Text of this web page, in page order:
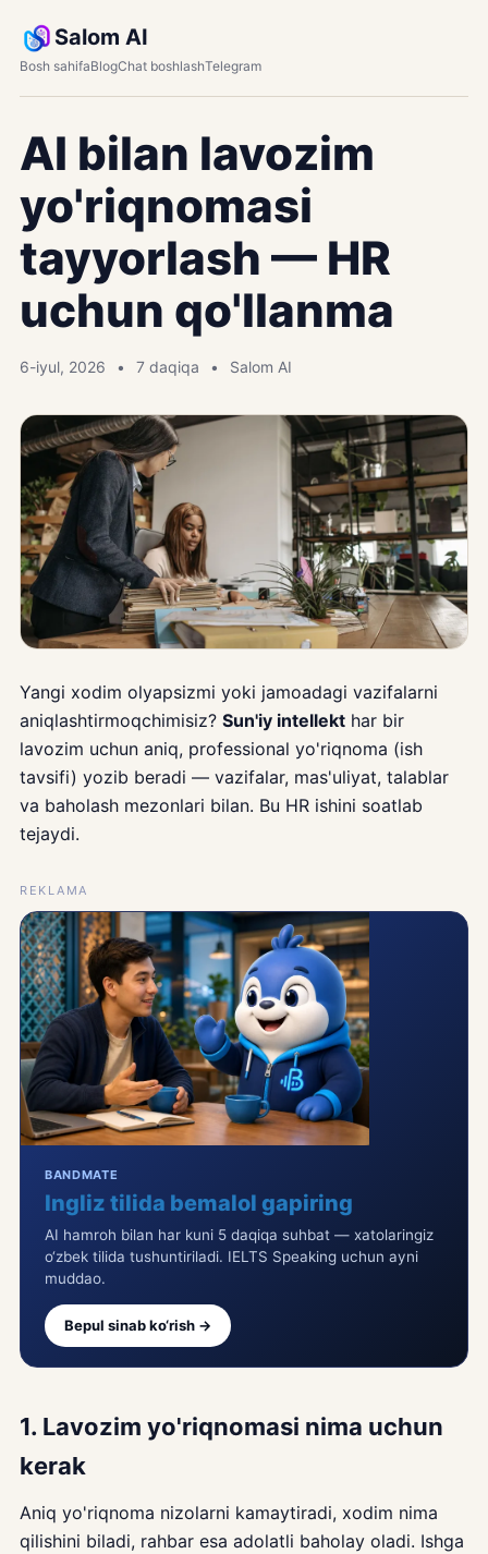
Salom AI
Bosh sahifaBlogChat boshlashTelegram
AI bilan lavozim
yo'riqnomasi
tayyorlash — HR
uchun qo'llanma
6-iyul, 2026 7 daqiqa Salom AI
Yangi xodim olyapsizmi yoki jamoadagi vazifalarni
aniqlashtirmoqchimisiz? Sun'iy intellekt har bir
lavozim uchun aniq, professional yo'riqnoma (ish
tavsifi) yozib beradi — vazifalar, mas'uliyat, talablar
va baholash mezonlari bilan. Bu HR ishini soatlab
tejaydi.
REKLAMA
BANDMATE
Ingliz tilida bemalol gapiring
AI hamroh bilan har kuni 5 daqiqa suhbat — xatolaringiz
o‘zbek tilida tushuntiriladi. IELTS Speaking uchun ayni
muddao.
Bepul sinab ko‘rish →
1. Lavozim yo'riqnomasi nima uchun
kerak
Aniq yo'riqnoma nizolarni kamaytiradi, xodim nima
qilishini biladi, rahbar esa adolatli baholay oladi. Ishga